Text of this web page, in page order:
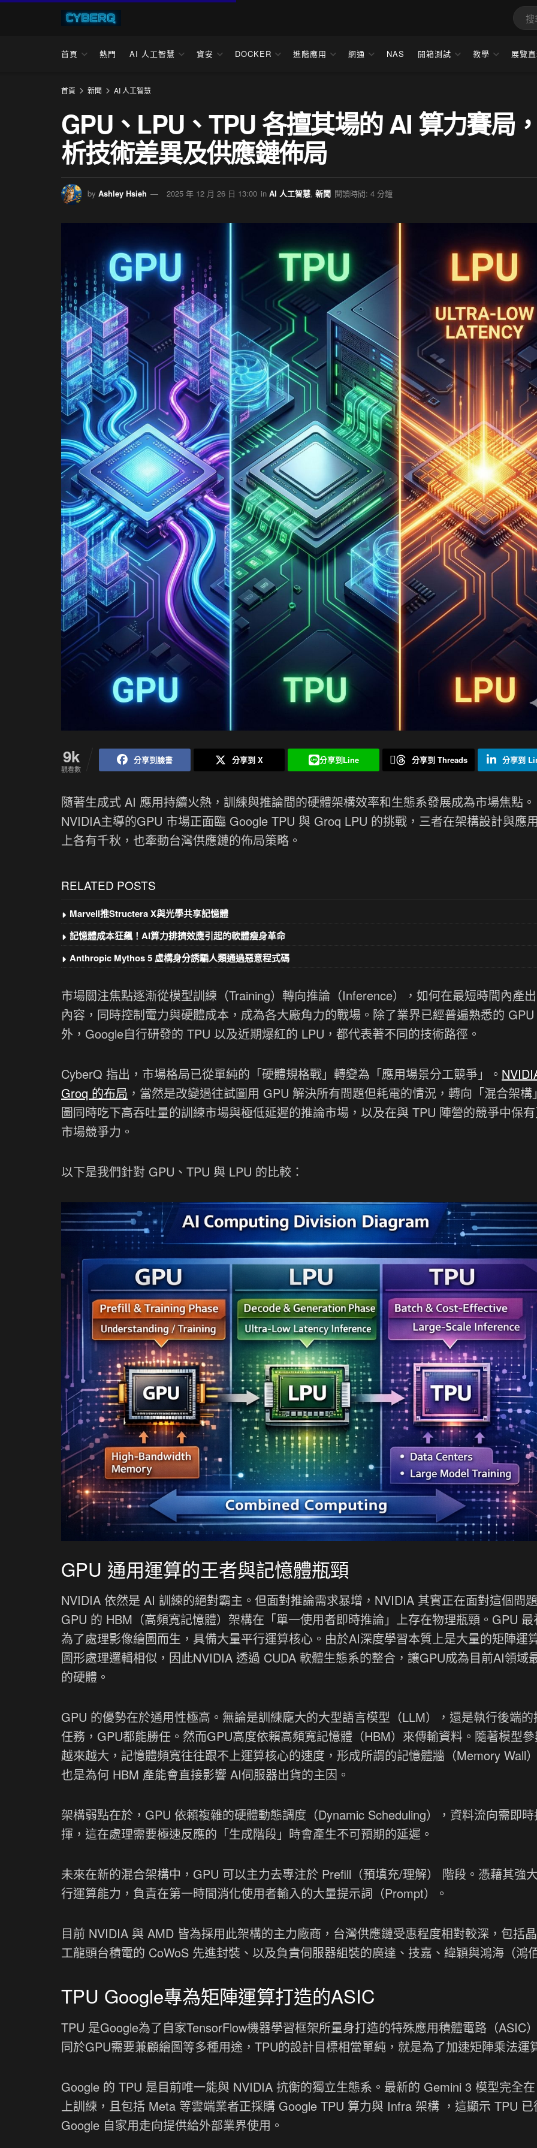
首頁 熱門 AI 人工智慧 資安 DOCKER 進階應用 網通 NAS 開箱測試 教學 展覽
首頁 新聞 AI 人工智慧
GPU、LPU、TPU 各擅其場的 AI 算力賽局
析技術差異及供應鏈佈局
by Ashley Hsieh 2025 年 12 月 26 日 13:00 in AI 人工智慧, 新聞 閱讀時間: 4 分鐘
9k
觀看數
分享到臉書 分享到 X 分享到Line 分享到 Threads 分享到
隨著生成式 AI 應用持續火熱，訓練與推論間的硬體架構效率和生態系發展成為市場焦點。
NVIDIA主導的GPU 市場正面臨 Google TPU 與 Groq LPU 的挑戰，三者在架構設計與應
上各有千秋，也牽動台灣供應鏈的佈局策略。
RELATED POSTS
Marvell推Structera X與光學共享記憶體
記憶體成本狂飆！AI算力排擠效應引起的軟體瘦身革命
Anthropic Mythos 5 虛構身分誘騙人類通過惡意程式碼
市場關注焦點逐漸從模型訓練（Training）轉向推論（Inference），如何在最短時間內產
內容，同時控制電力與硬體成本，成為各大廠角力的戰場。除了業界已經普遍熟悉的
外，Google自行研發的 TPU 以及近期爆紅的 LPU，都代表著不同的技術路徑。
CyberQ 指出，市場格局已從單純的「硬體規格戰」轉變為「應用場景分工競爭」。
Groq 的布局 ，當然是改變過往試圖用 GPU 解決所有問題但耗電的情況，轉向「混合架構
圖同時吃下高吞吐量的訓練市場與極低延遲的推論市場，以及在與 TPU 陣營的競爭中保
市場競爭力。
以下是我們針對 GPU、TPU 與 LPU 的比較：
GPU 通用運算的王者與記憶體瓶頸
NVIDIA 依然是 AI 訓練的絕對霸主。但面對推論需求暴增，NVIDIA 其實正在面對這個問
GPU 的 HBM（高頻寬記憶體）架構在「單一使用者即時推論」上存在物理瓶頸。GPU 最
為了處理影像繪圖而生，具備大量平行運算核心。由於AI深度學習本質上是大量的矩陣運
圖形處理邏輯相似，因此NVIDIA 透過 CUDA 軟體生態系的整合，讓GPU成為目前AI領域
的硬體。
GPU 的優勢在於通用性極高。無論是訓練龐大的大型語言模型（LLM），還是執行後端的
任務，GPU都能勝任。然而GPU高度依賴高頻寬記憶體（HBM）來傳輸資料。隨著模型
越來越大，記憶體頻寬往往跟不上運算核心的速度，形成所謂的記憶體牆（Memory Wall
也是為何 HBM 產能會直接影響 AI伺服器出貨的主因。
架構弱點在於，GPU 依賴複雜的硬體動態調度（Dynamic Scheduling），資料流向需即
揮，這在處理需要極速反應的「生成階段」時會產生不可預期的延遲。
未來在新的混合架構中，GPU 可以主力去專注於 Prefill（預填充/理解） 階段。憑藉其強
行運算能力，負責在第一時間消化使用者輸入的大量提示詞（Prompt）。
目前 NVIDIA 與 AMD 皆為採用此架構的主力廠商，台灣供應鏈受惠程度相對較深，包括
工龍頭台積電的 CoWoS 先進封裝、以及負責伺服器組裝的廣達、技嘉、緯穎與鴻海（鴻
TPU Google專為矩陣運算打造的ASIC
TPU 是Google為了自家TensorFlow機器學習框架所量身打造的特殊應用積體電路（ASIC
同於GPU需要兼顧繪圖等多種用途，TPU的設計目標相當單純，就是為了加速矩陣乘法運
Google 的 TPU 是目前唯一能與 NVIDIA 抗衡的獨立生態系。最新的 Gemini 3 模型完全
上訓練，且包括 Meta 等雲端業者正採購 Google TPU 算力與 Infra 架構 ，這顯示 TPU 已
Google 自家用走向提供給外部業界使用。